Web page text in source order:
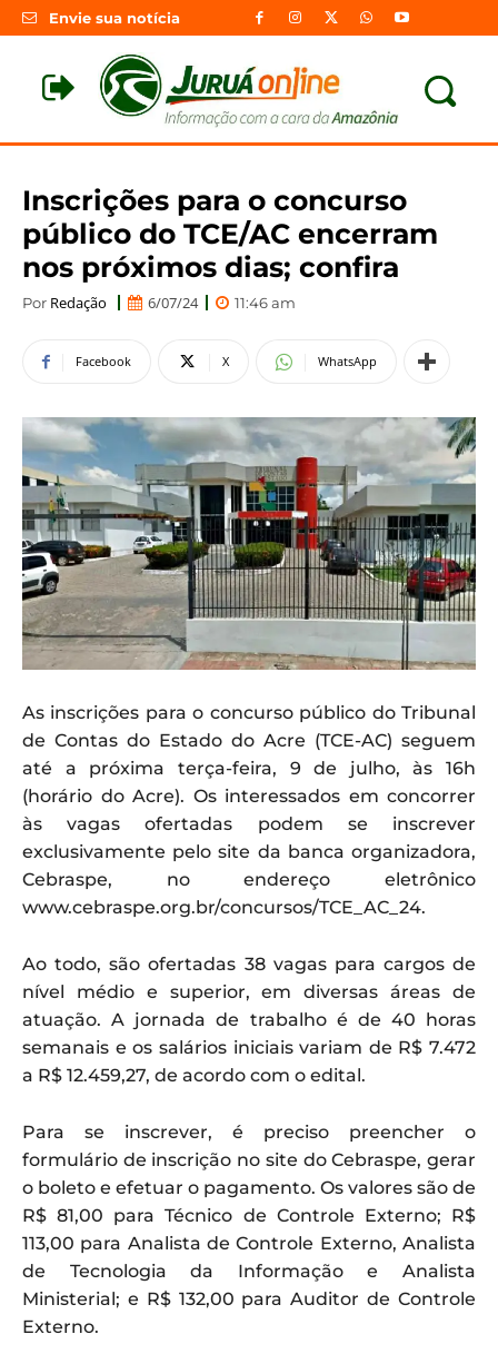
Envie sua notícia
Inscrições para o concurso
público do TCE/AC encerram
nos próximos dias; confira
Por Redação 6/07/24 11:46 am
Facebook X WhatsApp
As inscrições para o concurso público do Tribunal
de Contas do Estado do Acre (TCE-AC) seguem
até a próxima terça-feira, 9 de julho, às 16h
(horário do Acre). Os interessados em concorrer
às vagas ofertadas podem se inscrever
exclusivamente pelo site da banca organizadora,
Cebraspe, no endereço eletrônico
www.cebraspe.org.br/concursos/TCE_AC_24.
Ao todo, são ofertadas 38 vagas para cargos de
nível médio e superior, em diversas áreas de
atuação. A jornada de trabalho é de 40 horas
semanais e os salários iniciais variam de R$ 7.472
a R$ 12.459,27, de acordo com o edital.
Para se inscrever, é preciso preencher o
formulário de inscrição no site do Cebraspe, gerar
o boleto e efetuar o pagamento. Os valores são de
R$ 81,00 para Técnico de Controle Externo; R$
113,00 para Analista de Controle Externo, Analista
de Tecnologia da Informação e Analista
Ministerial; e R$ 132,00 para Auditor de Controle
Externo.